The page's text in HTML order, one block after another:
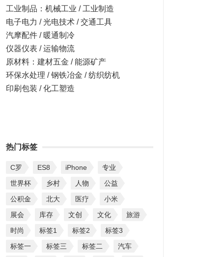
工业制品：机械工业 / 工业制造
电子电力 / 光电技术 / 交通工具
汽摩配件 / 暖通制冷
仪器仪表 / 运输物流
原材料：建材五金 / 能源矿产
环保水处理 / 钢铁冶金 / 纺织纺机
印刷包装 / 化工塑造
热门标签
C罗 ES8 iPhone
专业
世界杯
乡村 人物
公益
公积金
北大 医疗
小米
展会
库存 文创 文化
旅游
时尚
标签1 标签2
标签3
标签一
标签三 标签二
汽车